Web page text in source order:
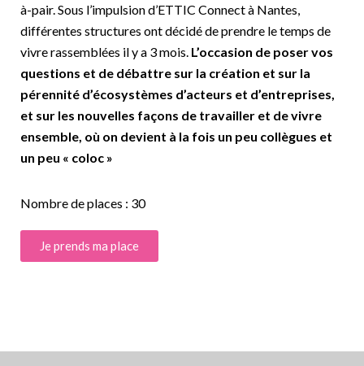
à-pair. Sous l’impulsion d’ETTIC Connect à Nantes,
différentes structures ont décidé de prendre le temps de
vivre rassemblées il y a 3 mois. L’occasion de poser vos
questions et de débattre sur la création et sur la
pérennité d’écosystèmes d’acteurs et d’entreprises,
et sur les nouvelles façons de travailler et de vivre
ensemble, où on devient à la fois un peu collègues et
un peu « coloc »
Nombre de places : 30
Je prends ma place